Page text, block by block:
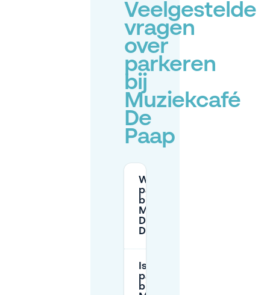
Veelgestelde
vragen
over
parkeren
bij
Muziekcafé
De
Paap
Waar kan ik
parkeren
bij
Muziekcafé
De Paap in
Den Haag?
Is er gratis
parkeren
bij